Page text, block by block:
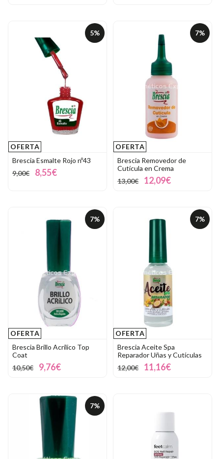
5%
OFERTA
Brescia Esmalte Rojo nº43
9,00€
8,55€
7%
OFERTA
Brescia Removedor de
Cutícula en Crema
13,00€
12,09€
7%
OFERTA
Brescia Brillo Acrílico Top
Coat
10,50€
9,76€
7%
OFERTA
Brescia Aceite Spa
Reparador Uñas y Cutículas
12,00€
11,16€
7%